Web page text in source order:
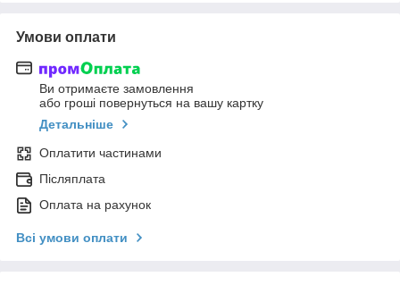
Умови оплати
Ви отримаєте замовлення
або гроші повернуться на вашу картку
Детальніше
Оплатити частинами
Післяплата
Оплата на рахунок
Всі умови оплати